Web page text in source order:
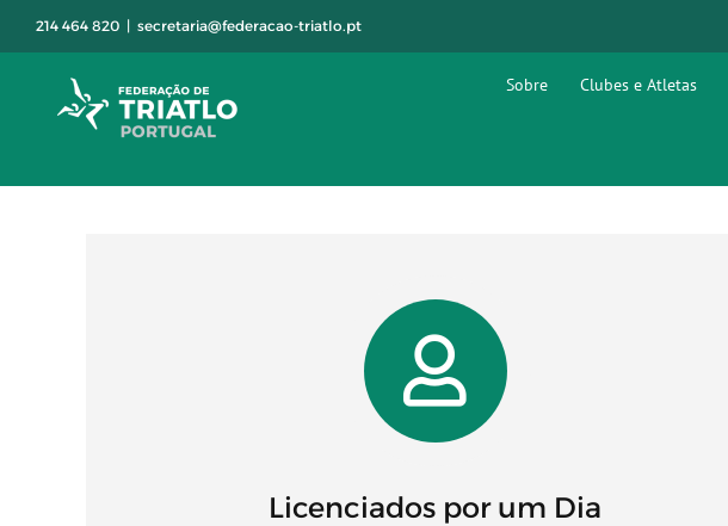
214 464 820 | secretaria@federacao-triatlo.pt
Sobre Clubes e Atletas
Licenciados por um Dia